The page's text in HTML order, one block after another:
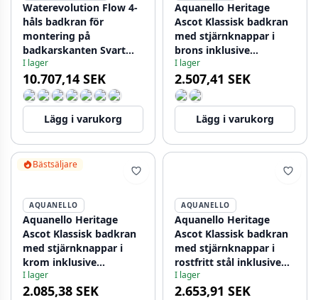
Waterevolution Flow 4-
håls badkran för
montering på
badkarskanten Svart
T138PR
I lager
10.707,14 SEK
Lägg i varukorg
Aquanello Heritage
Ascot Klassisk badkran
med stjärnknappar i
brons inklusive
handdusch BN-3002-HA
I lager
2.507,41 SEK
Lägg i varukorg
Bästsäljare
AQUANELLO
Aquanello Heritage
Ascot Klassisk badkran
med stjärnknappar i
krom inklusive
handdusch CR-3002-HA
I lager
2.085,38 SEK
AQUANELLO
Aquanello Heritage
Ascot Klassisk badkran
med stjärnknappar i
rostfritt stål inklusive
handdusch NB-3002-HA
I lager
2.653,91 SEK